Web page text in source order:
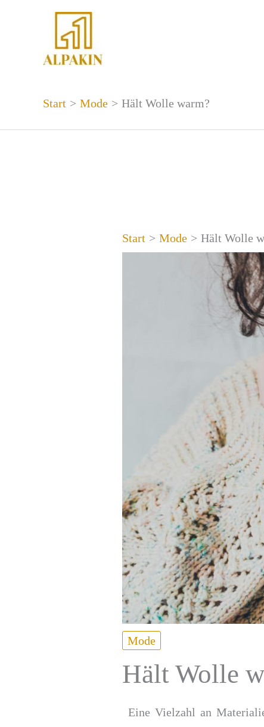
Start Mode Hält Wolle warm?
Start Mode Hält Wolle
Mode
Hält Wolle
Eine Vielzahl an